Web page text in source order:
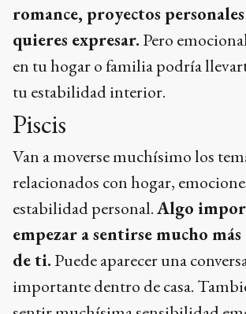
romance, proyectos
quieres expresar.Pero
en tu hogar o familia podría
tu estabilidad interior.
Piscis
Van a moverse muchísimo los
relacionados con hogar,
estabilidad personal.Algo
empezar a sentirse mucho
de ti.Puede aparecer una
importante dentro de casa.